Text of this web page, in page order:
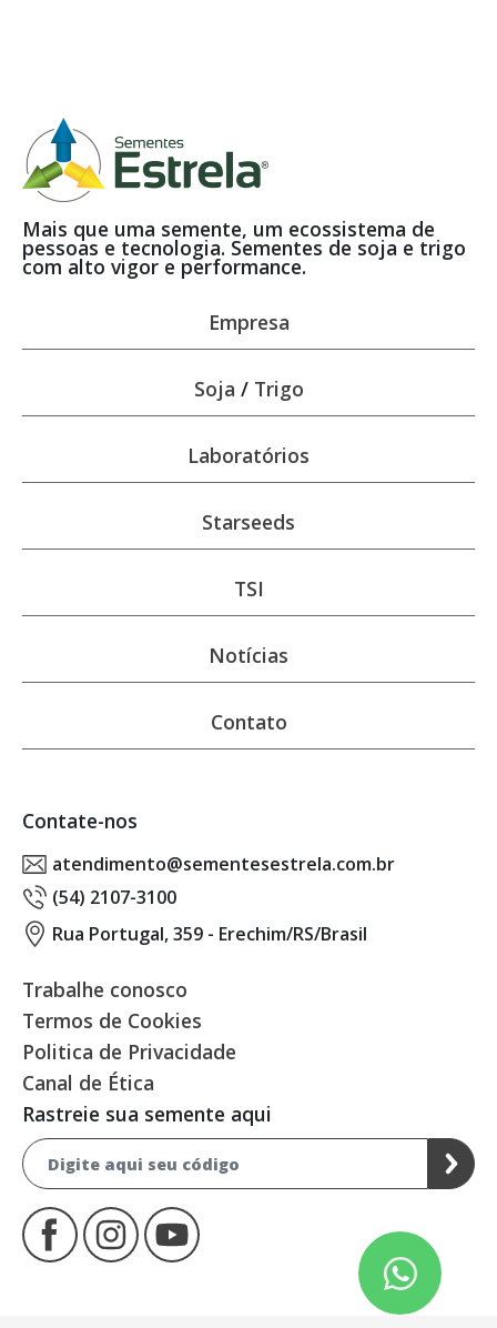
Mais que uma semente, um ecossistema de
pessoas e tecnologia. Sementes de soja e trigo
com alto vigor e performance.
Empresa
Soja / Trigo
Laboratórios
Starseeds
TSI
Notícias
Contato
Contate-nos
atendimento@sementesestrela.com.br
(54) 2107-3100
Rua Portugal, 359 - Erechim/RS/Brasil
Trabalhe conosco
Termos de Cookies
Politica de Privacidade
Canal de Ética
Rastreie sua semente aqui